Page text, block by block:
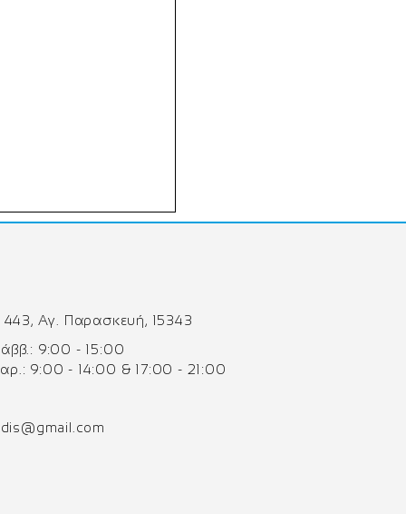
Αγ. Παρασκευή, 15343
9:00 - 15:00
9:00 - 14:00 & 17:00 - 21:00